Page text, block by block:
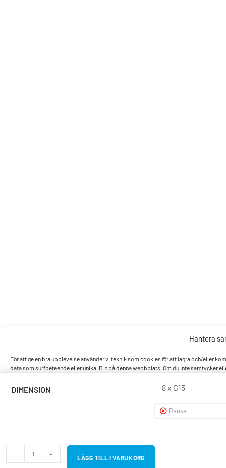
Hantera
För att ge en bra upplevelse använder vi teknik som cookies för att lagra och/eller
data som surfbeteende eller unika ID:n på denna webbplats. Om du inte samtycker
DIMENSION 8 x G15
Rensa
- + LÄGG TILL I VARUKORG